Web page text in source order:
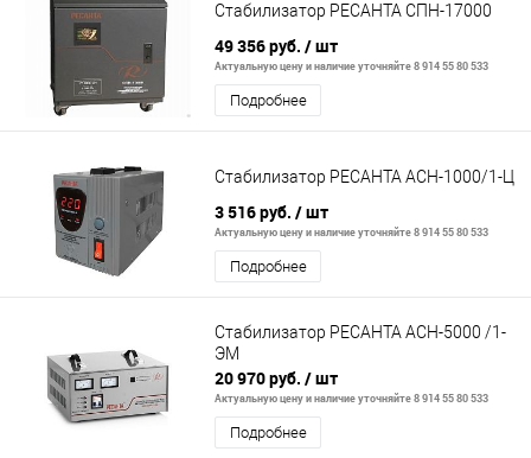
Стабилизатор РЕСАНТА СПН-17000
49 356 руб. / шт
Актуальную цену и наличие уточняйте 8 914 55 80 533
Подробнее
Стабилизатор РЕСАНТА АСН-1000/1-Ц
3 516 руб. / шт
Актуальную цену и наличие уточняйте 8 914 55 80 533
Подробнее
Стабилизатор РЕСАНТА АСН-5000 /1-
ЭМ
20 970 руб. / шт
Актуальную цену и наличие уточняйте 8 914 55 80 533
Подробнее